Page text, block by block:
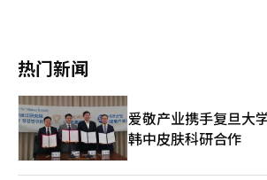
中，尤其被主人公在逆境中坚持梦想的细腻描
视角在展现情感与心理深度方面的独特力量。 本届电影节的短片
支持项目“Film X Gender”同样体现了这种
女性导演提供创作空间，让更多个人经验、情
以在银幕上呈现。笔者认为，这类制度性支
人的成长和表达，也在推动韩国影视产业向多
展，让更多鲜活声音被公众听见。 女性导演在叙事、情感表达以
及社会议题呈现上的敏锐与独到视角，正在
热门新闻
爱敬产业携手复旦大
韩中皮肤科研合作